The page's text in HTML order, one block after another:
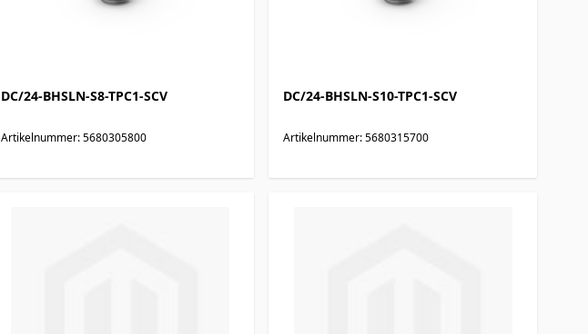
DC/24-BHSLN-S8-TPC1-SCV
Artikelnummer: 5680305800
DC/24-BHSLN-S10-TPC1-SCV
Artikelnummer: 5680315700